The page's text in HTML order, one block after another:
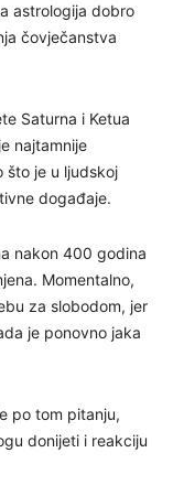
astrologija dobro
čovječanstva
Saturna i Ketua
najtamnije
što je u ljudskoj
događaje.
nakon 400 godina
Momentalno,
za slobodom, jer
je ponovno jaka
po tom pitanju,
donijeti i reakciju